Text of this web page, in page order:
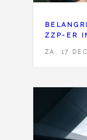
ZZP-ER
ZA, 17